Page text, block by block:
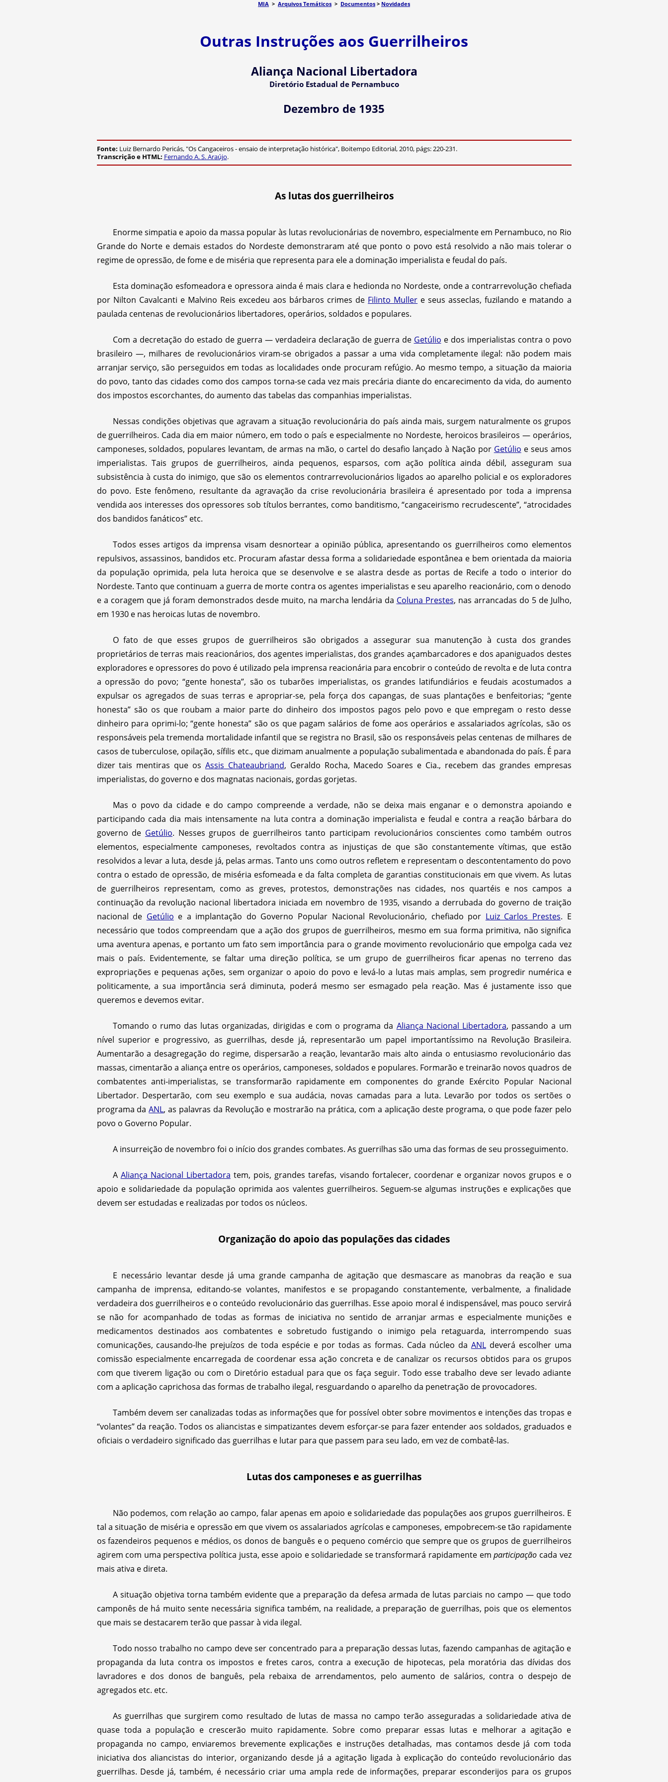
MIA > Arquivos Temáticos > Documentos > Novidades
Outras Instruções aos Guerrilheiros
Aliança Nacional Libertadora
Diretório Estadual de Pernambuco
Dezembro de 1935
Fonte: Luiz Bernardo Pericás, "Os Cangaceiros - ensaio de interpretação histórica", Boitempo Editorial, 2010, págs: 220-231.
Transcrição e HTML: Fernando A. S. Araújo.
As lutas dos guerrilheiros
Enorme simpatia e apoio da massa popular às lutas revolucionárias de novembro, especialmente em Pernambuco, no Rio
Grande do Norte e demais estados do Nordeste demonstraram até que ponto o povo está resolvido a não mais tolerar o
regime de opressão, de fome e de miséria que representa para ele a dominação imperialista e feudal do país.
Esta dominação esfomeadora e opressora ainda é mais clara e hedionda no Nordeste, onde a contrarrevolução chefiada
por Nilton Cavalcanti e Malvino Reis excedeu aos bárbaros crimes de Filinto Muller e seus asseclas, fuzilando e matando a
paulada centenas de revolucionários libertadores, operários, soldados e populares.
Com a decretação do estado de guerra — verdadeira declaração de guerra de Getúlio e dos imperialistas contra o povo
brasileiro —, milhares de revolucionários viram-se obrigados a passar a uma vida completamente ilegal: não podem mais
arranjar serviço, são perseguidos em todas as localidades onde procuram refúgio. Ao mesmo tempo, a situação da maioria
do povo, tanto das cidades como dos campos torna-se cada vez mais precária diante do encarecimento da vida, do aumento
dos impostos escorchantes, do aumento das tabelas das companhias imperialistas.
Nessas condições objetivas que agravam a situação revolucionária do país ainda mais, surgem naturalmente os grupos
de guerrilheiros. Cada dia em maior número, em todo o país e especialmente no Nordeste, heroicos brasileiros — operários,
camponeses, soldados, populares levantam, de armas na mão, o cartel do desafio lançado à Nação por Getúlio e seus amos
imperialistas. Tais grupos de guerrilheiros, ainda pequenos, esparsos, com ação política ainda débil, asseguram sua
subsistência à custa do inimigo, que são os elementos contrarrevolucionários ligados ao aparelho policial e os exploradores
do povo. Este fenômeno, resultante da agravação da crise revolucionária brasileira é apresentado por toda a imprensa
vendida aos interesses dos opressores sob títulos berrantes, como banditismo, “cangaceirismo recrudescente”, “atrocidades
dos bandidos fanáticos” etc.
Todos esses artigos da imprensa visam desnortear a opinião pública, apresentando os guerrilheiros como elementos
repulsivos, assassinos, bandidos etc. Procuram afastar dessa forma a solidariedade espontânea e bem orientada da maioria
da população oprimida, pela luta heroica que se desenvolve e se alastra desde as portas de Recife a todo o interior do
Nordeste. Tanto que continuam a guerra de morte contra os agentes imperialistas e seu aparelho reacionário, com o denodo
e a coragem que já foram demonstrados desde muito, na marcha lendária da Coluna Prestes, nas arrancadas do 5 de Julho,
em 1930 e nas heroicas lutas de novembro.
O fato de que esses grupos de guerrilheiros são obrigados a assegurar sua manutenção à custa dos grandes
proprietários de terras mais reacionários, dos agentes imperialistas, dos grandes açambarcadores e dos apaniguados destes
exploradores e opressores do povo é utilizado pela imprensa reacionária para encobrir o conteúdo de revolta e de luta contra
a opressão do povo; “gente honesta”, são os tubarões imperialistas, os grandes latifundiários e feudais acostumados a
expulsar os agregados de suas terras e apropriar-se, pela força dos capangas, de suas plantações e benfeitorias; “gente
honesta” são os que roubam a maior parte do dinheiro dos impostos pagos pelo povo e que empregam o resto desse
dinheiro para oprimi-lo; “gente honesta” são os que pagam salários de fome aos operários e assalariados agrícolas, são os
responsáveis pela tremenda mortalidade infantil que se registra no Brasil, são os responsáveis pelas centenas de milhares de
casos de tuberculose, opilação, sífilis etc., que dizimam anualmente a população subalimentada e abandonada do país. É para
dizer tais mentiras que os Assis Chateaubriand, Geraldo Rocha, Macedo Soares e Cia., recebem das grandes empresas
imperialistas, do governo e dos magnatas nacionais, gordas gorjetas.
Mas o povo da cidade e do campo compreende a verdade, não se deixa mais enganar e o demonstra apoiando e
participando cada dia mais intensamente na luta contra a dominação imperialista e feudal e contra a reação bárbara do
governo de Getúlio. Nesses grupos de guerrilheiros tanto participam revolucionários conscientes como também outros
elementos, especialmente camponeses, revoltados contra as injustiças de que são constantemente vítimas, que estão
resolvidos a levar a luta, desde já, pelas armas. Tanto uns como outros refletem e representam o descontentamento do povo
contra o estado de opressão, de miséria esfomeada e da falta completa de garantias constitucionais em que vivem. As lutas
de guerrilheiros representam, como as greves, protestos, demonstrações nas cidades, nos quartéis e nos campos a
continuação da revolução nacional libertadora iniciada em novembro de 1935, visando a derrubada do governo de traição
nacional de Getúlio e a implantação do Governo Popular Nacional Revolucionário, chefiado por Luiz Carlos Prestes. E
necessário que todos compreendam que a ação dos grupos de guerrilheiros, mesmo em sua forma primitiva, não significa
uma aventura apenas, e portanto um fato sem importância para o grande movimento revolucionário que empolga cada vez
mais o país. Evidentemente, se faltar uma direção política, se um grupo de guerrilheiros ficar apenas no terreno das
expropriações e pequenas ações, sem organizar o apoio do povo e levá-lo a lutas mais amplas, sem progredir numérica e
politicamente, a sua importância será diminuta, poderá mesmo ser esmagado pela reação. Mas é justamente isso que
queremos e devemos evitar.
Tomando o rumo das lutas organizadas, dirigidas e com o programa da Aliança Nacional Libertadora, passando a um
nível superior e progressivo, as guerrilhas, desde já, representarão um papel importantíssimo na Revolução Brasileira.
Aumentarão a desagregação do regime, dispersarão a reação, levantarão mais alto ainda o entusiasmo revolucionário das
massas, cimentarão a aliança entre os operários, camponeses, soldados e populares. Formarão e treinarão novos quadros de
combatentes anti-imperialistas, se transformarão rapidamente em componentes do grande Exército Popular Nacional
Libertador. Despertarão, com seu exemplo e sua audácia, novas camadas para a luta. Levarão por todos os sertões o
programa daANL, as palavras da Revolução e mostrarão na prática, com a aplicação deste programa, o que pode fazer pelo
povo o Governo Popular.
A insurreição de novembro foi o início dos grandes combates. As guerrilhas são uma das formas de seu prosseguimento.
A Aliança Nacional Libertadora tem, pois, grandes tarefas, visando fortalecer, coordenar e organizar novos grupos e o
apoio e solidariedade da população oprimida aos valentes guerrilheiros. Seguem-se algumas instruções e explicações que
devem ser estudadas e realizadas por todos os núcleos.
Organização do apoio das populações das cidades
E necessário levantar desde já uma grande campanha de agitação que desmascare as manobras da reação e sua
campanha de imprensa, editando-se volantes, manifestos e se propagando constantemente, verbalmente, a finalidade
verdadeira dos guerrilheiros e o conteúdo revolucionário das guerrilhas. Esse apoio moral é indispensável, mas pouco servirá
se não for acompanhado de todas as formas de iniciativa no sentido de arranjar armas e especialmente munições e
medicamentos destinados aos combatentes e sobretudo fustigando o inimigo pela retaguarda, interrompendo suas
comunicações, causando-lhe prejuízos de toda espécie e por todas as formas. Cada núcleo da ANLdeverá escolher uma
comissão especialmente encarregada de coordenar essa ação concreta e de canalizar os recursos obtidos para os grupos
com que tiverem ligação ou com o Diretório estadual para que os faça seguir. Todo esse trabalho deve ser levado adiante
com a aplicação caprichosa das formas de trabalho ilegal, resguardando o aparelho da penetração de provocadores.
Também devem ser canalizadas todas as informações que for possível obter sobre movimentos e intenções das tropas e
“volantes” da reação. Todos os aliancistas e simpatizantes devem esforçar-se para fazer entender aos soldados, graduados e
oficiais o verdadeiro significado das guerrilhas e lutar para que passem para seu lado, em vez de combatê-las.
Lutas dos camponeses e as guerrilhas
Não podemos, com relação ao campo, falar apenas em apoio e solidariedade das populações aos grupos guerrilheiros. E
tal a situação de miséria e opressão em que vivem os assalariados agrícolas e camponeses, empobrecem-se tão rapidamente
os fazendeiros pequenos e médios, os donos de banguês e o pequeno comércio que sempre que os grupos de guerrilheiros
agirem com uma perspectiva política justa, esse apoio e solidariedade se transformará rapidamente emparticipação cada vez
mais ativa e direta.
A situação objetiva torna também evidente que a preparação da defesa armada de lutas parciais no campo — que todo
camponês de há muito sente necessária significa também, na realidade, a preparação de guerrilhas, pois que os elementos
que mais se destacarem terão que passar à vida ilegal.
Todo nosso trabalho no campo deve ser concentrado para a preparação dessas lutas, fazendo campanhas de agitação e
propaganda da luta contra os impostos e fretes caros, contra a execução de hipotecas, pela moratória das dívidas dos
lavradores e dos donos de banguês, pela rebaixa de arrendamentos, pelo aumento de salários, contra o despejo de
agregados etc. etc.
As guerrilhas que surgirem como resultado de lutas de massa no campo terão asseguradas a solidariedade ativa de
quase toda a população e crescerão muito rapidamente. Sobre como preparar essas lutas e melhorar a agitação e
propaganda no campo, enviaremos brevemente explicações e instruções detalhadas, mas contamos desde já com toda
iniciativa dos aliancistas do interior, organizando desde já a agitação ligada à explicação do conteúdo revolucionário das
guerrilhas. Desde já, também, é necessário criar uma ampla rede de informações, preparar esconderijos para os grupos